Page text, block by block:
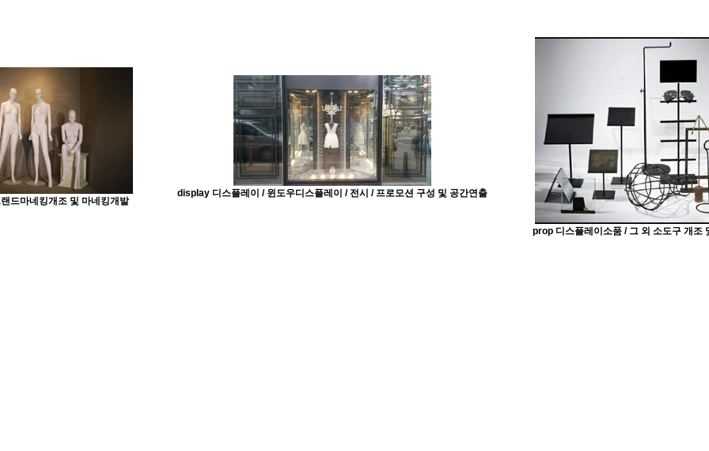
드마네킹개조 및 마네킹개발
display 디스플레이 / 윈도우디스플레이 / 전시 / 프로모션 구성 및 공간연출
prop 디스플레이소품 / 그 외 소도구 개조